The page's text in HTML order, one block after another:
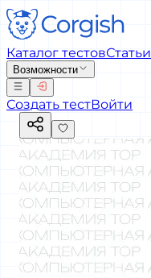
Каталог тестовСтатьи
Возможности
Создать тестВойти